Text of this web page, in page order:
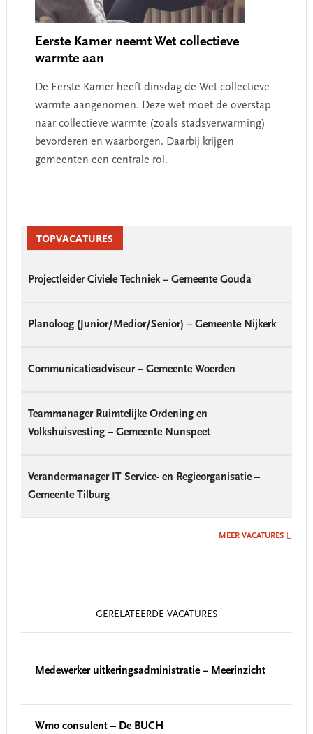
Eerste Kamer neemt Wet collectieve
warmte aan
De Eerste Kamer heeft dinsdag de Wet collectieve
warmte aangenomen. Deze wet moet de overstap
naar collectieve warmte (zoals stadsverwarming)
bevorderen en waarborgen. Daarbij krijgen
gemeenten een centrale rol.
SidebarTOPVACATURES
Projectleider Civiele Techniek – Gemeente Gouda
Planoloog (Junior/Medior/Senior) – Gemeente Nijkerk
Communicatieadviseur – Gemeente Woerden
Teammanager Ruimtelijke Ordening en
Volkshuisvesting – Gemeente Nunspeet
Verandermanager IT Service- en Regieorganisatie –
Gemeente Tilburg
MEER VACATURES
GERELATEERDE VACATURES
Medewerker uitkeringsadministratie – Meerinzicht
Wmo consulent – De BUCH